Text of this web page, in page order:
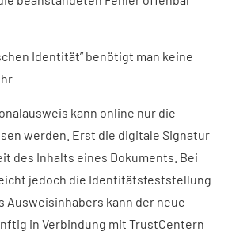
Identität” benötigt man keine
kann online nur die
werden. Erst die digitale Signatur
des Inhalts eines Dokuments. Bei
jedoch die Identitätsfeststellung
Ausweisinhabers kann der neue
in Verbindung mit TrustCentern